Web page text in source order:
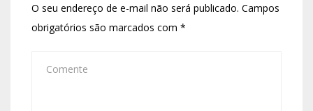
O seu endereço de e-mail não será publicado. Campos
obrigatórios são marcados com *